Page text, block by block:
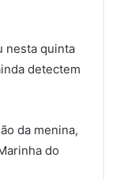
nesta quinta
detectem
da menina,
do